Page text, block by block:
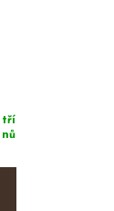
tří